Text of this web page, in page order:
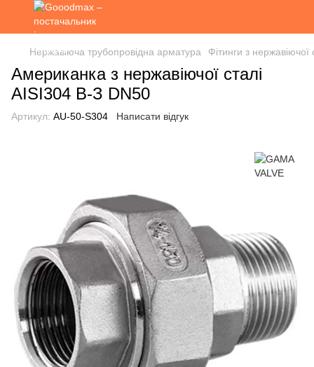
Нержавіюча трубопровідна арматура Фітинги з нержавіючої
Американка з нержавіючої сталі
AISI304 В-З DN50
Артикул: AU-50-S304 Написати відгук